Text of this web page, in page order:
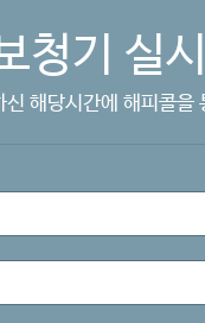
청기 실
해당시간에 해피콜을